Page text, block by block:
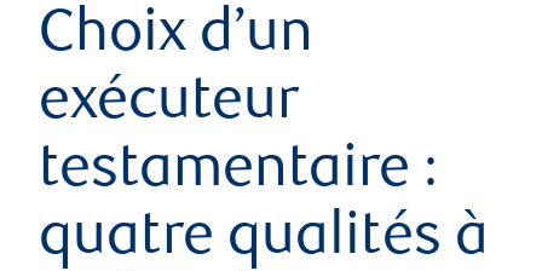
Choix d’un
exécuteur
testamentaire :
quatre qualités à